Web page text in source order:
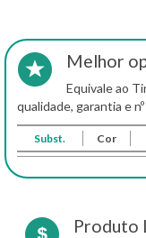
Melhor
Equivale ao
qualidade, garantia e
Subst. Cor
Produto